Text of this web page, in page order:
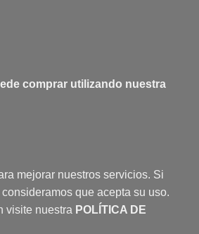
comprar utilizando nuestra
mejorar nuestros servicios. Si
que acepta su uso.
visite nuestra POLÍTICA DE